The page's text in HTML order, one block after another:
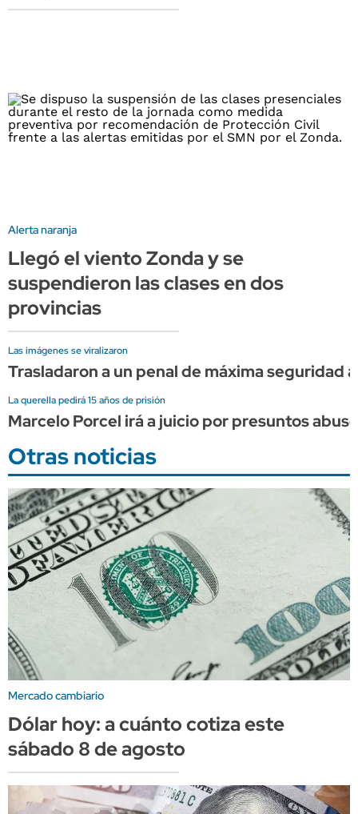
Alerta naranja
Llegó el viento Zonda y se
suspendieron las clases en dos
provincias
Las imágenes se viralizaron
Trasladaron a un penal de máxima
La querella pedirá 15 años de prisión
Marcelo Porcel irá a juicio por presuntos
Otras noticias
Mercado cambiario
Dólar hoy: a cuánto cotiza este
sábado 8 de agosto